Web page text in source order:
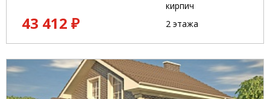
43 412 ₽
кирпич
2 этажа